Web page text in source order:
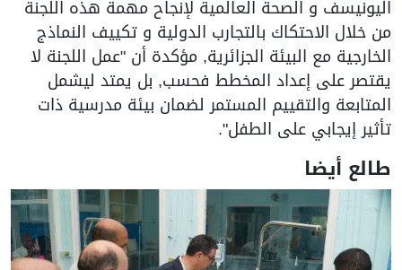
اليونيسف و الصحة العالمية لإنجاح مهمة هذه اللجنة
من خلال الاحتكاك بالتجارب الدولية و تكييف النماذج
الخارجية مع البيئة الجزائرية, مؤكدة أن "عمل اللجنة لا
يقتصر على إعداد المخطط فحسب, بل يمتد ليشمل
المتابعة والتقييم المستمر لضمان بيئة مدرسية ذات
تأثير إيجابي على الطفل".
طالع أيضا